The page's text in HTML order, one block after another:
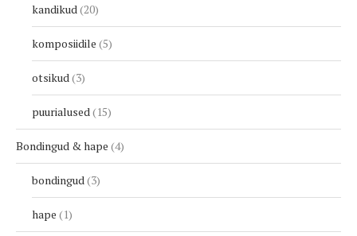
kandikud 20
komposiidile 5
otsikud 3
puurialused 15
Bondingud & hape 4
bondingud 3
hape 1